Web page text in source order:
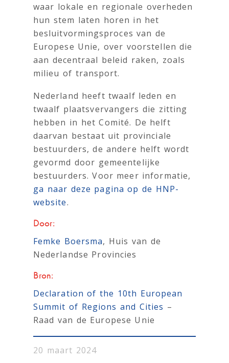
waar lokale en regionale overheden
hun stem laten horen in het
besluitvormingsproces van de
Europese Unie, over voorstellen die
aan decentraal beleid raken, zoals
milieu of transport.
Nederland heeft twaalf leden en
twaalf plaatsvervangers die zitting
hebben in het Comité. De helft
daarvan bestaat uit provinciale
bestuurders, de andere helft wordt
gevormd door gemeentelijke
bestuurders. Voor meer informatie,
ga naar deze pagina op de HNP-
website.
Door:
Femke Boersma, Huis van de
Nederlandse Provincies
Bron:
Declaration of the 10th European
Summit of Regions and Cities –
Raad van de Europese Unie
20 maart 2024